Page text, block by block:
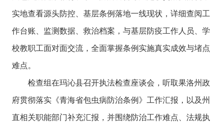
实地查看源头防控、基层条例落地一线现状，详细查阅工
作台账、监测数据、救治档案，与基层防疫工作人员、学
校教职工面对面交流，全面掌握条例实施真实成效与堵点
难点。
检查组在玛沁县召开执法检查座谈会，听取果洛州政
府贯彻落实《青海省包虫病防治条例》工作汇报，以及州
直相关职能部门补充汇报，并围绕防治工作难点、法规执